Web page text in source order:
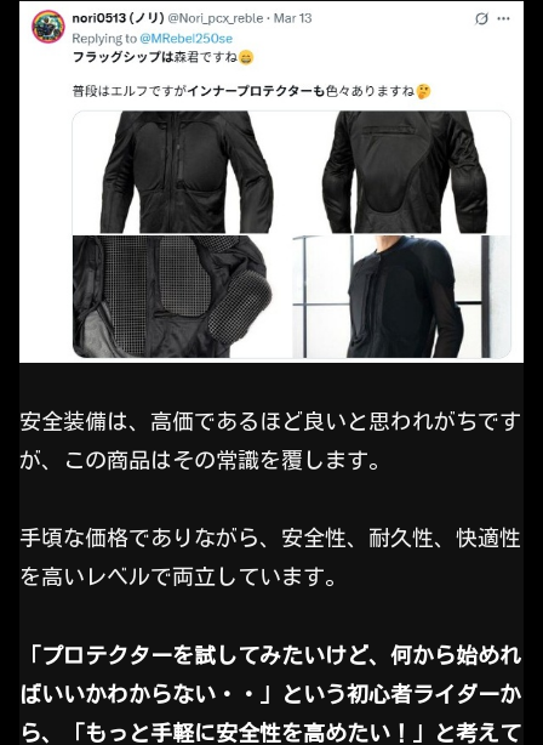
安全装備は、高価であるほど良いと思われがちです
が、この商品はその常識を覆します。
手頃な価格でありながら、安全性、耐久性、快適性
を高いレベルで両立しています。
「プロテクターを試してみたいけど、何から始めれ
ばいいかわからない・・」という初心者ライダーか
ら、「もっと手軽に安全性を高めたい！」と考えて